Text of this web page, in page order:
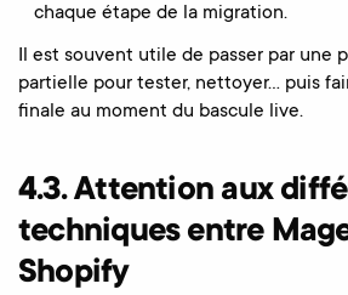
chaque étape de la migration.
Il est souvent utile de passer par une
partielle pour tester, nettoyer… puis
finale au moment du bascule live.
4.3. Attention aux
techniques entre
Shopify